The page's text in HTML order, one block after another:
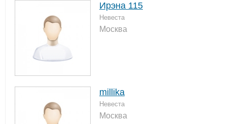
Ирэна 115
Невеста
Москва
millika
Невеста
Москва